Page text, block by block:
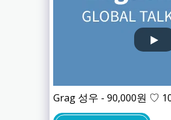
Grag 성우 - 90,000원 ♡